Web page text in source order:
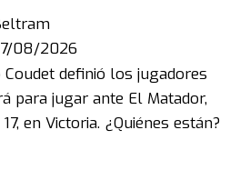
08/2026
Coudet definió los jugadores
para jugar ante El Matador,
en Victoria. ¿Quiénes están?